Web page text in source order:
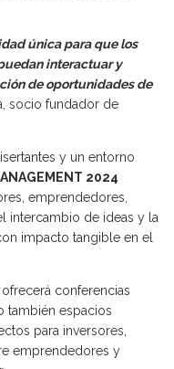
única para que los
interactuar y
de oportunidades de
socio fundador de
y un entorno
2024
emprendedores,
intercambio de ideas y la
impacto tangible en el
conferencias
también espacios
para inversores,
emprendedores y